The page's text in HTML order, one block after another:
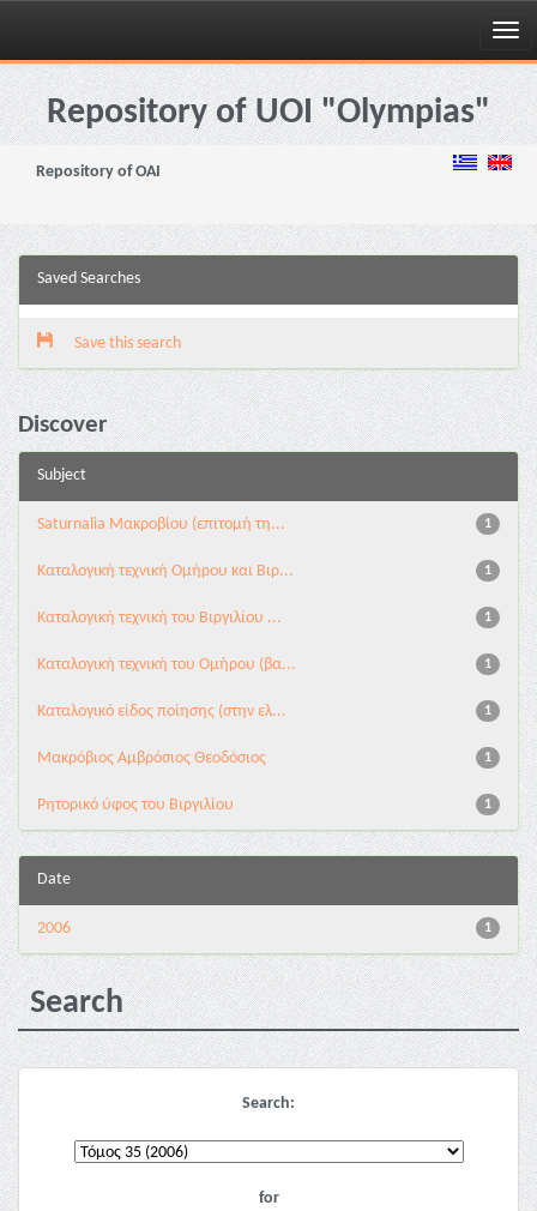
Skip
navigationRepository of UOI "Olympias"
Repository of OAI
Saved Searches
Save this search
Discover
Subject
1
Saturnalia Μακροβίου (επιτομή τη...
1
Καταλογική τεχνική Ομήρου και Βιρ...
1
Καταλογική τεχνική του Βιργιλίου ...
1
Καταλογική τεχνική του Ομήρου (βα...
1
Καταλογικό είδος ποίησης (στην ελ...
1
Μακρόβιος Αμβρόσιος Θεοδόσιος
1
Ρητορικό ύφος του Βιργιλίου
Date
1
2006
Search
Search:
for